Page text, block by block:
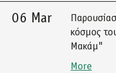
06 Mar
κόσμος
Μακάμ"
More